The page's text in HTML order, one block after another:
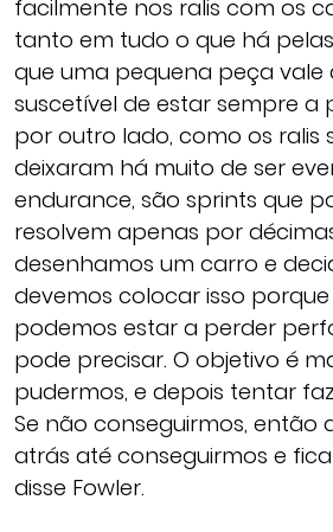
facilmente nos ralis com os
tanto em tudo o que há
que uma pequena peça vale
suscetível de estar sempre a
por outro lado, como os ralis
deixaram há muito de ser
endurance, são sprints que
resolvem apenas por
desenhamos um carro e
devemos colocar isso
podemos estar a perder
pode precisar. O objetivo é
pudermos, e depois tentar
Se não conseguirmos, então
atrás até conseguirmos e
disse Fowler.